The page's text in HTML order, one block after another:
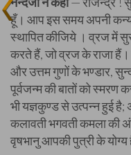
हूँ। आप इस समय अपनी
स्थापित कीजिये । व्रज में
करते हैं, जो व्रज के राजा
और उत्तम गुणों के भण्डार,
पूर्वजन्म की बातों को
भी यज्ञकुण्ड से उत्पन्न हुई है;
कलावती भगवती कमला की
वृषभानु आपकी पुत्री के योग्य